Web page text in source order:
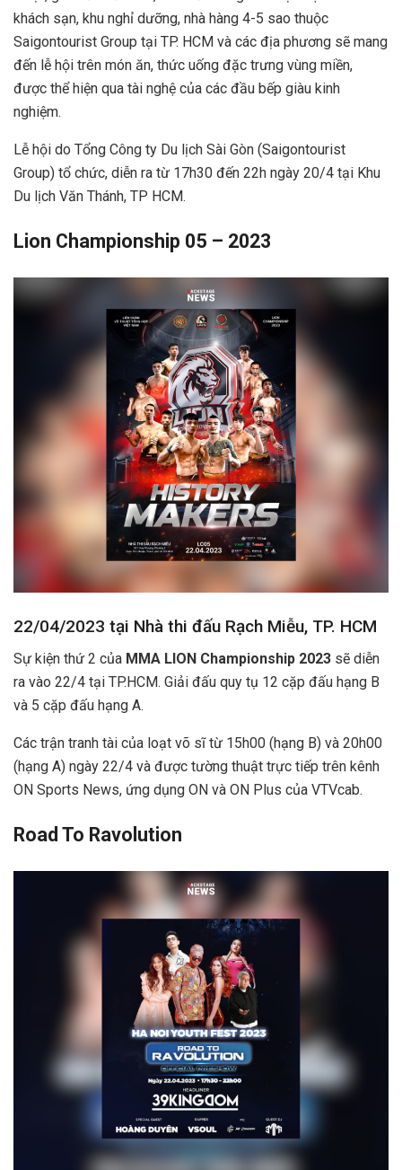
khách sạn, khu nghỉ dưỡng, nhà hàng 4-5 sao thuộc
Saigontourist Group tại TP. HCM và các địa phương sẽ mang
đến lễ hội trên món ăn, thức uống đặc trưng vùng miền,
được thể hiện qua tài nghệ của các đầu bếp giàu kinh
nghiệm.
Lễ hội do Tổng Công ty Du lịch Sài Gòn (Saigontourist
Group) tổ chức, diễn ra từ 17h30 đến 22h ngày 20/4 tại Khu
Du lịch Văn Thánh, TP HCM.
Lion Championship 05 – 2023
22/04/2023 tại Nhà thi đấu Rạch Miễu, TP. HCM
Sự kiện thứ 2 của MMA LION Championship 2023 sẽ diễn
ra vào 22/4 tại TP.HCM. Giải đấu quy tụ 12 cặp đấu hạng B
và 5 cặp đấu hạng A.
Các trận tranh tài của loạt võ sĩ từ 15h00 (hạng B) và 20h00
(hạng A) ngày 22/4 và được tường thuật trực tiếp trên kênh
ON Sports News, ứng dụng ON và ON Plus của VTVcab.
Road To Ravolution